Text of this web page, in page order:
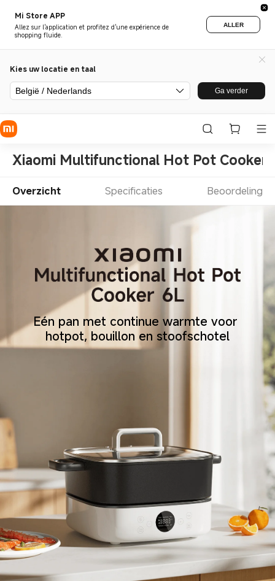
Mi Store APP
Allez sur l'application et profitez d'une expérience de
shopping fluide.
ALLER
Kies uw locatie en taal
België / Nederlands Ga verder
Xiaomi Multifunctional Hot Pot Cooker
Overzicht Specificaties Beoordeling
Eén pan met continue warmte voor
hotpot, bouillon en stoofschotel